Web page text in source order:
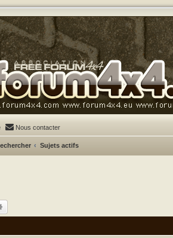
Nous contacter
Sujets actifs